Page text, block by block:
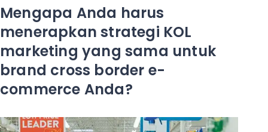
Mengapa Anda harus
menerapkan strategi KOL
marketing yang sama untuk
brand cross border e-
commerce Anda?